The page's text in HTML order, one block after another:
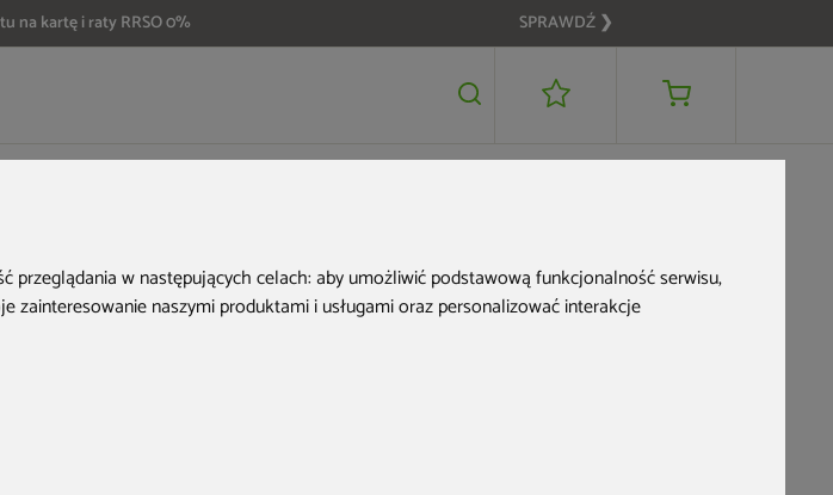
przeglądania w następujących celach:aby umożliwić podstawową funkcjonalność serwisu,
zainteresowanie naszymi produktami i usługami oraz personalizować interakcje
na kartę i raty RRSO 0% SPRAWDŹ ❯
48 900 zł DODAJ DO KOSZYKA